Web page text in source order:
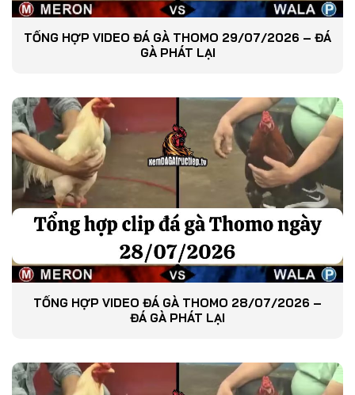
TỔNG HỢP VIDEO ĐÁ GÀ THOMO 29/07/2026 – ĐÁ
GÀ PHÁT LẠI
TỔNG HỢP VIDEO ĐÁ GÀ THOMO 28/07/2026 –
ĐÁ GÀ PHÁT LẠI